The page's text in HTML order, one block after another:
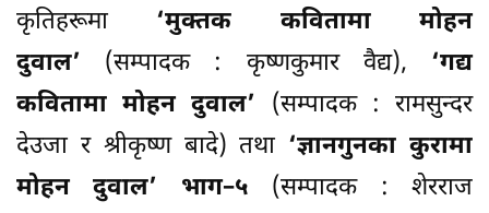
कृतिहरूमा ‘मुक्तक कवितामा मोहन
दुवाल’ (सम्पादक : कृष्णकुमार वैद्य), ‘गद्य
कवितामा मोहन दुवाल’ (सम्पादक : रामसुन्दर
देउजा र श्रीकृष्ण बादे) तथा ‘ज्ञानगुनका कुरामा
मोहन दुवाल’ भाग–५ (सम्पादक : शेरराज